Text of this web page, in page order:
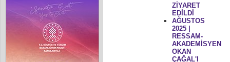
ZİYARET
EDİLDİ
AĞUSTOS
2025 |
RESSAM-
AKADEMİSYEN
OKAN
ÇAĞAL'I